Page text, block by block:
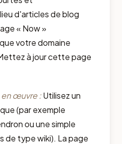
d'articles de blog
« Now »
votre domaine
à jour cette page
œuvre :Utilisez un
(par exemple
ou une simple
de type wiki). La page